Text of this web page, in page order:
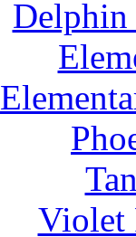
Violet